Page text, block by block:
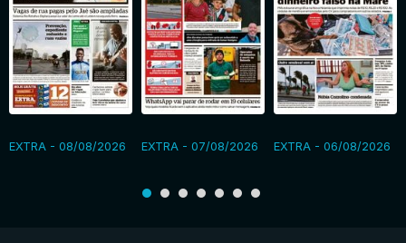
EXTRA - 08/08/2026 EXTRA - 07/08/2026 EXTRA - 06/08/2026